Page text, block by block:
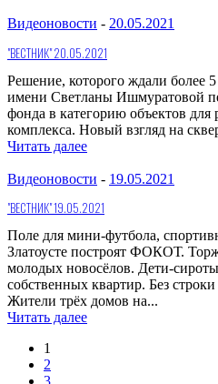
Видеоновости - 20.05.2021
"ВЕСТНИК" 20.05.2021
Решение, которого ждали более
имени Светланы Ишмуратовой
фонда в категорию объектов для
комплекса. Новый взгляд на
Читать далее
Видеоновости - 19.05.2021
"ВЕСТНИК" 19.05.2021
Поле для мини-футбола,
Златоусте построят ФОКОТ.
молодых новосёлов. Дети-
собственных квартир. Без
Жители трёх домов на...
Читать далее
1
2